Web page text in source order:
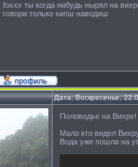
foxxx ты когда нибудь нырял на
говори только кипш наводиш
Дата: Воскресенье,
Половодье на Вихре!
Мало кто видел
Вода уже пошла на